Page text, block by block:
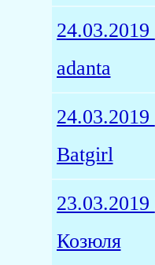
24.03.2019
adanta
24.03.2019
Batgirl
23.03.2019
Козюля